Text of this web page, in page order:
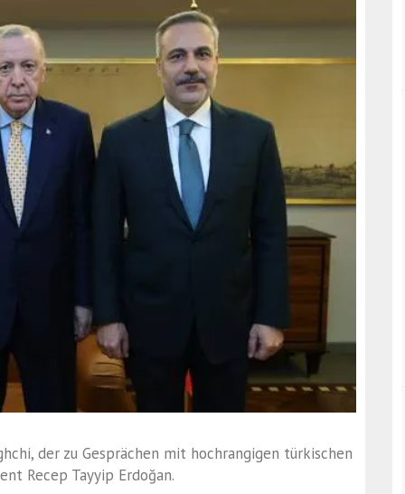
der zu Gesprächen mit hochrangigen türkischen
Recep Tayyip Erdoğan.